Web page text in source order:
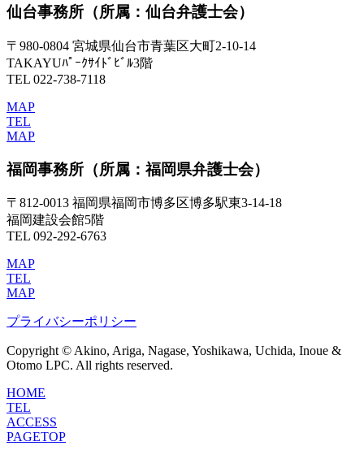
仙台事務所 （所属：仙台弁護士会）
〒980-0804 宮城県仙台市青葉区大町2-10-14
TAKAYUﾊﾟｰｸｻｲﾄﾞﾋﾞﾙ3階
TEL 022-738-7118
MAP
TEL
MAP
福岡事務所 （所属：福岡県弁護士会）
〒812-0013 福岡県福岡市博多区博多駅東3-14-18
福岡建設会館5階
TEL 092-292-6763
MAP
TEL
MAP
プライバシーポリシー
Copyright © Akino, Ariga, Nagase, Yoshikawa, Uchida, Inoue &
Otomo LPC. All rights reserved.
HOME
TEL
ACCESS
PAGETOP